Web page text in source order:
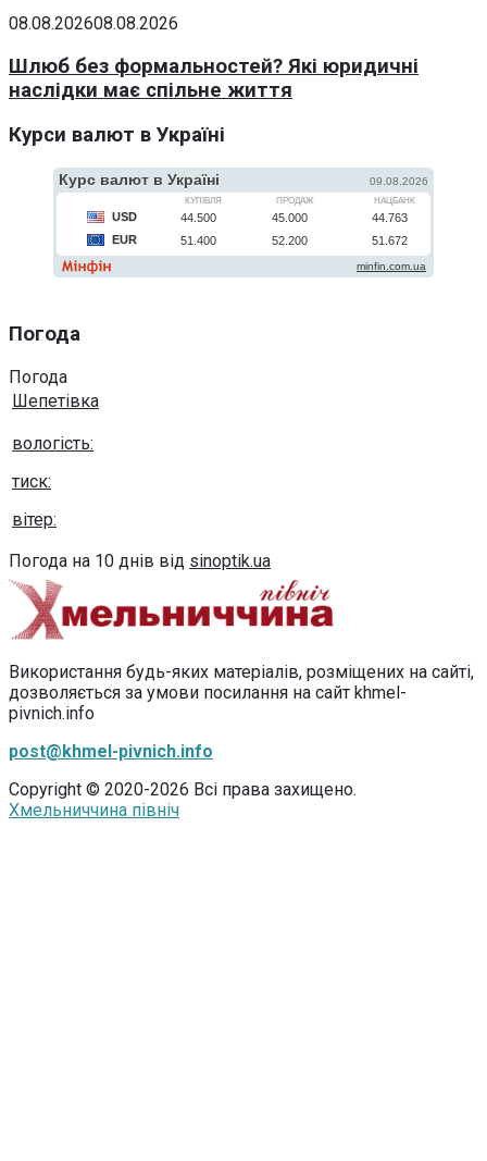
08.08.202608.08.2026
Шлюб без формальностей? Які юридичні
наслідки має спільне життя
Курси валют в Україні
Погода
Погода
Шепетівка
вологість:
тиск:
вітер:
Погода на 10 днів від sinoptik.ua
Використання будь-яких матеріалів, розміщених на сайті,
дозволяється за умови посилання на сайт khmel-
pivnich.info
post@khmel-pivnich.info
Copyright © 2020-2026 Всі права захищено.
Хмельниччина північ